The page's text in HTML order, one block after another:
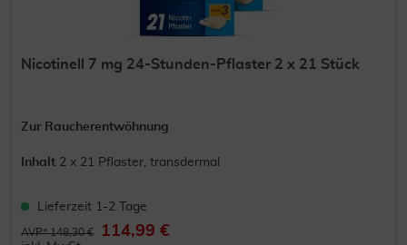
Nicotinell 7 mg 24-Stunden-Pflaster 2 x 21 Stück
Zur Raucherentwöhnung
Inhalt 2 x 21 Pflaster, transdermal
Lieferzeit 1-2 Tage
AVP* 148,30 € 114,99 €